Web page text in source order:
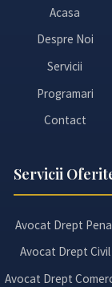
Acasa
Despre Noi
Servicii
Programari
Contact
Servicii
Avocat Drept
Avocat Drept Civil
Avocat Drept